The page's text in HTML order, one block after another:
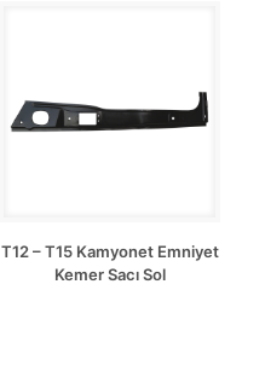
T12 – T15 Kamyonet Emniyet
Kemer Sacı Sol